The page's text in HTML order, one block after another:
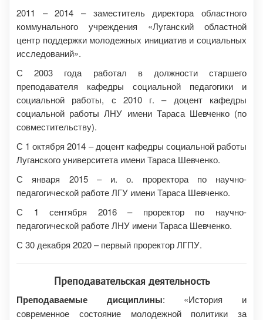
2011 – 2014 – заместитель директора областного
коммунального учреждения «Луганский областной
центр поддержки молодежных инициатив и социальных
исследований».
С 2003 года работал в должности старшего
преподавателя кафедры социальной педагогики и
социальной работы, с 2010 г. – доцент кафедры
социальной работы ЛНУ имени Тараса Шевченко (по
совместительству).
С 1 октября 2014 – доцент кафедры социальной работы
Луганского университета имени Тараса Шевченко.
С января 2015 – и. о. проректора по научно-
педагогической работе ЛГУ имени Тараса Шевченко.
С 1 сентября 2016 – проректор по научно-
педагогической работе ЛНУ имени Тараса Шевченко.
С 30 декабря 2020 – первый проректор ЛГПУ.
Преподавательская деятельность
Преподаваемые дисциплины: «История и
современное состояние молодежной политики за